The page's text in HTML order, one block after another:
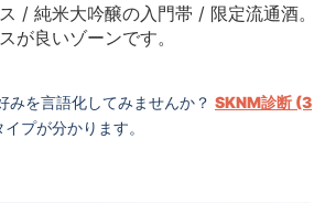
/ 純米大吟醸の入門帯 / 限定流通酒。
が良いゾーンです。
みを言語化してみませんか？ SKNM診断 (3
プが分かります。